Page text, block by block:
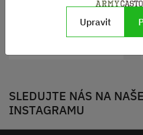
DO KOŠÍKU
SLEDUJTE NÁS NA
INSTAGRAMU
Upravit